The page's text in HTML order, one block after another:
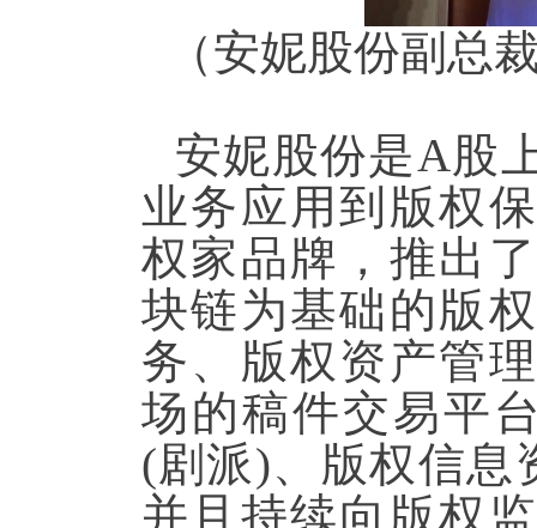
（安妮股份副总
安妮股份是A股
业务应用到版权
权家品牌，推出
块链为基础的版
务、版权资产管
场的稿件交易平
(剧派)、版权信息
并且持续向版权